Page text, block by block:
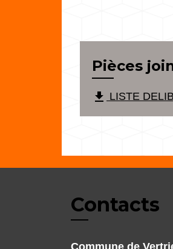
Pièces
file_download LISTE
Contacts